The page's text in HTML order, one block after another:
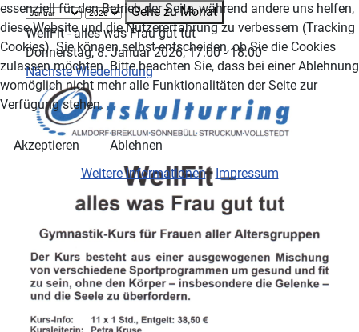
Gehe zu Monat
WellFit - alles was Frau gut tut
Donnerstag, 8. Januar 2026, 17:00 - 18:00
Nächste Wiederholung
essenziell für den Betrieb der Seite, während andere uns helfen,
diese Website und die Nutzererfahrung zu verbessern (Tracking
Cookies). Sie können selbst entscheiden, ob Sie die Cookies
zulassen möchten. Bitte beachten Sie, dass bei einer Ablehnung
womöglich nicht mehr alle Funktionalitäten der Seite zur
Verfügung stehen.
Akzeptieren
Ablehnen
Weitere Informationen| Impressum